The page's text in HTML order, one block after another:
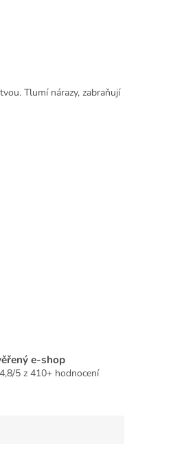
Tlumí nárazy, zabraňují
e-shop
5 z 410+ hodnocení